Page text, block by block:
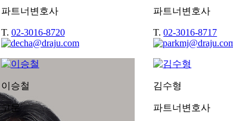
파트너변호사
T. 02-3016-8720
파트너변호사
T.02-3016-8717
이승철
고문
김수형
파트너변호사